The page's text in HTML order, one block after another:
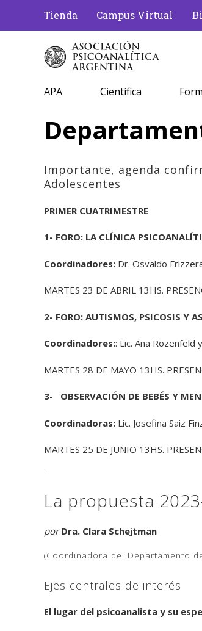
Tienda Campus Virtual
APA Científica
Importante, agenda
Adolescentes
PRIMER CUATRIMESTRE
1- FORO: LA CLÍNICA
Coordinadores: Dr. Osvaldo
MARTES 23 DE ABRIL 13HS.
2- FORO: AUTISMOS, PSICOSIS Y
Coordinadores:: Lic. Ana Rozenfeld
MARTES 28 DE MAYO 13HS.
3- OBSERVACIÓN DE BEBÉS Y
Coordinadoras: Lic. Josefina Saiz
MARTES 25 DE JUNIO 13HS.
La propuesta
porDra. Clara Schejtman
(Coordinadora del Departamento
Ejes centrales de interés
El lugar del psicoanalista y su